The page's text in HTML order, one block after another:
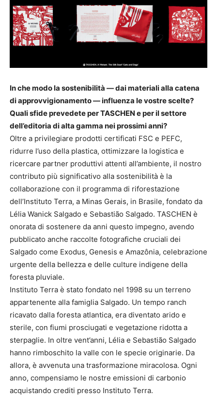
In che modo la sostenibilità — dai materiali alla catena
di approvvigionamento — influenza le vostre scelte?
Quali sfide prevedete per TASCHEN e per il settore
dell’editoria di alta gamma nei prossimi anni?
Oltre a privilegiare prodotti certificati FSC e PEFC,
ridurre l’uso della plastica, ottimizzare la logistica e
ricercare partner produttivi attenti all’ambiente, il nostro
contributo più significativo alla sostenibilità è la
collaborazione con il programma di riforestazione
dell’Instituto Terra, a Minas Gerais, in Brasile, fondato da
Lélia Wanick Salgado e Sebastião Salgado. TASCHEN è
onorata di sostenere da anni questo impegno, avendo
pubblicato anche raccolte fotografiche cruciali dei
Salgado come Exodus, Genesis e Amazônia, celebrazione
urgente della bellezza e delle culture indigene della
foresta pluviale.
Instituto Terra è stato fondato nel 1998 su un terreno
appartenente alla famiglia Salgado. Un tempo ranch
ricavato dalla foresta atlantica, era diventato arido e
sterile, con fiumi prosciugati e vegetazione ridotta a
sterpaglie. In oltre vent’anni, Lélia e Sebastião Salgado
hanno rimboschito la valle con le specie originarie. Da
allora, è avvenuta una trasformazione miracolosa. Ogni
anno, compensiamo le nostre emissioni di carbonio
acquistando crediti presso Instituto Terra.